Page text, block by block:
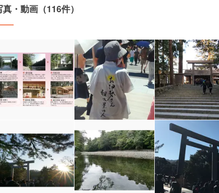
真・動画（116件）